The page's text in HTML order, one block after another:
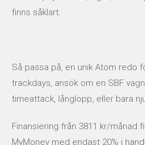
finns såklart.
Så passa på, en unik Atom redo
trackdays, ansök om en SBF
timeattack, långlopp, eller bara
Finansiering från 3811 kr/månad
MyMoney med endast 20% i